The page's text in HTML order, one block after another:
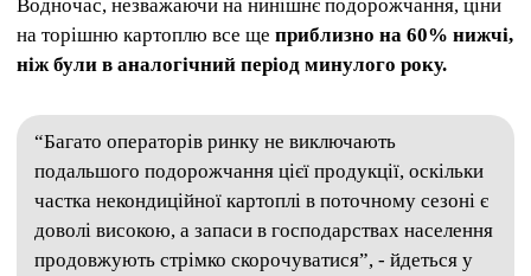
Водночас, незважаючи на нинішнє подорожчання, ціни
на торішню картоплю все ще приблизно на 60% нижчі,
ніж були в аналогічний період минулого року.
“Багато операторів ринку не виключають
подальшого подорожчання цієї продукції, оскільки
частка некондиційної картоплі в поточному сезоні є
доволі високою, а запаси в господарствах населення
продовжують стрімко скорочуватися”, - йдеться у